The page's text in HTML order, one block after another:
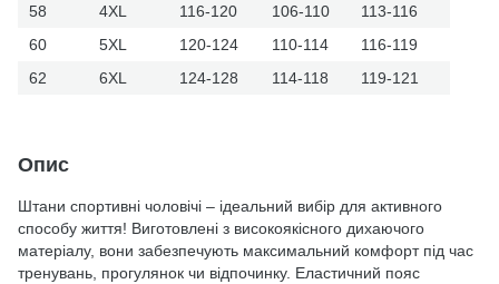
58
4XL 116-120 106-110
113-116
60
5XL 120-124 110-114
116-119
62
6XL 124-128 114-118 119-121
Опис
Штани спортивні чоловічі – ідеальний вибір для активного
способу життя! Виготовлені з високоякісного дихаючого
матеріалу, вони забезпечують максимальний комфорт під час
тренувань, прогулянок чи відпочинку. Еластичний пояс